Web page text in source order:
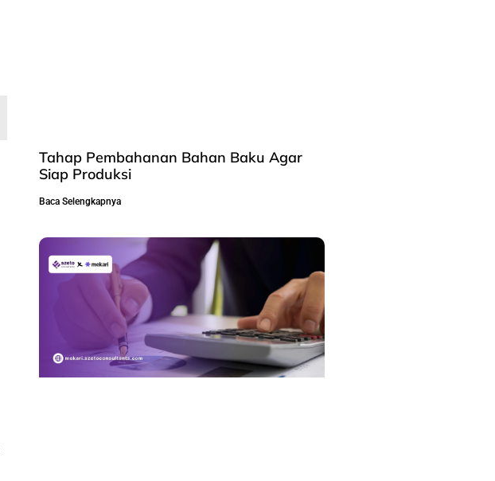
Tahap Pembahanan Bahan Baku Agar
Siap Produksi
Baca Selengkapnya